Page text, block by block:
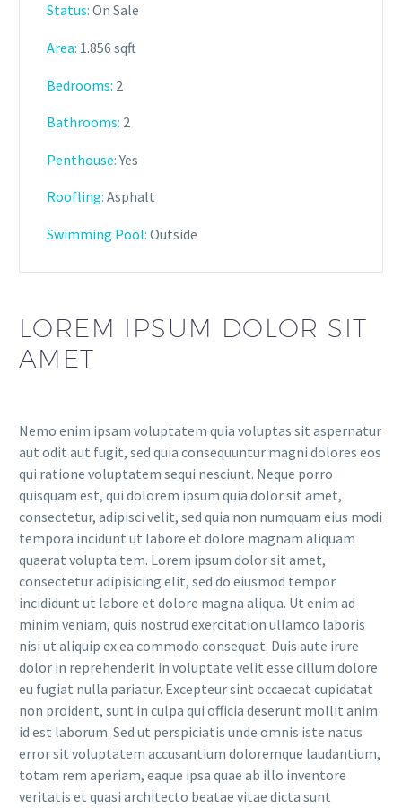
Status: On Sale
Area: 1.856 sqft
Bedrooms: 2
Bathrooms: 2
Penthouse:Yes
Roofling: Asphalt
Swimming Pool: Outside
LOREM IPSUM DOLOR SIT
AMET
Nemo enim ipsam voluptatem quia voluptas sit aspernatur
aut odit aut fugit, sed quia consequuntur magni dolores eos
qui ratione voluptatem sequi nesciunt. Neque porro
quisquam est, qui dolorem ipsum quia dolor sit amet,
consectetur, adipisci velit, sed quia non numquam eius modi
tempora incidunt ut labore et dolore magnam aliquam
quaerat volupta tem. Lorem ipsum dolor sit amet,
consectetur adipisicing elit, sed do eiusmod tempor
incididunt ut labore et dolore magna aliqua. Ut enim ad
minim veniam, quis nostrud exercitation ullamco laboris
nisi ut aliquip ex ea commodo consequat. Duis aute irure
dolor in reprehenderit in voluptate velit esse cillum dolore
eu fugiat nulla pariatur. Excepteur sint occaecat cupidatat
non proident, sunt in culpa qui officia deserunt mollit anim
id est laborum. Sed ut perspiciatis unde omnis iste natus
error sit voluptatem accusantium doloremque laudantium,
totam rem aperiam, eaque ipsa quae ab illo inventore
veritatis et quasi architecto beatae vitae dicta sunt